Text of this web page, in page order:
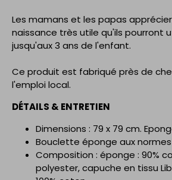
Les mamans et les papas
naissance très utile qu'ils pourront
jusqu'aux 3 ans de l'enfant.
Ce produit est fabriqué près de
l'emploi local.
DÉTAILS & ENTRETIEN
Dimensions : 79 x 79 cm.
Bouclette éponge aux
Composition : éponge : 90%
polyester, capuche en tissu